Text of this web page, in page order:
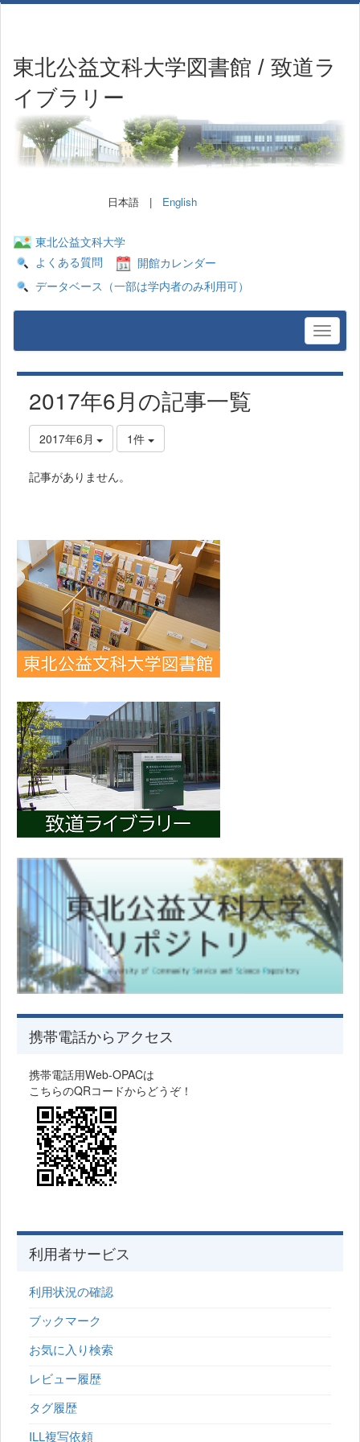
東北公益文科大学図書館 / 致道ラ
イブラリー
日本語 | English
東北公益文科大学
よくある質問
開館カレンダー
データベース（一部は学内者のみ利用可）
2017年6月の記事一覧
2017年6月 1件
記事がありません。
携帯電話からアクセス
携帯電話用Web-OPACは
こちらのQRコードからどうぞ！
利用者サービス
利用状況の確認
ブックマーク
お気に入り検索
レビュー履歴
タグ履歴
ILL複写依頼